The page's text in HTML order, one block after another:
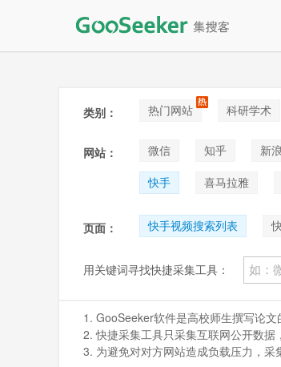
类别： 热门网站 科研学术
论坛贴吧
网站： 微信 知乎 新
快手
喜马拉雅
页面： 快手视频搜索列表
用关键词寻找快捷采集工具：
1. GooSeeker软件是高校师生撰写论
2. 快捷采集工具只采集互联网公开数据
3. 为避免对对方网站造成负载压力，采